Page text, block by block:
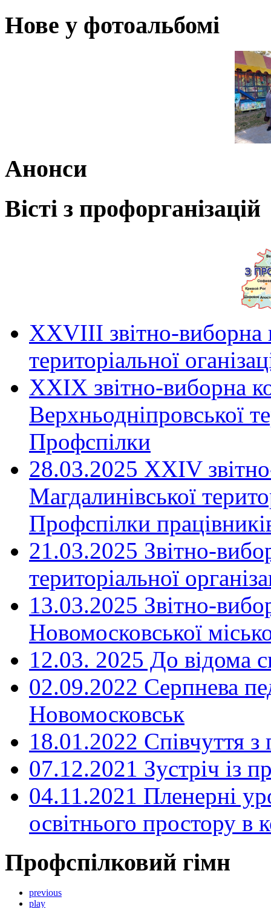
Нове у фотоальбомі
Анонси
Вісті з профорганізацій
ХХVIII звітно-виборна
територіальної
XXIX звітно-виборна
Верхньодніпровської
Профспілки
28.03.2025 ХХІV
Магдалинівської
Профспілки
21.03.2025 Звітно-
територіальної
13.03.2025 Звітно-
Новомосковської
12.03. 2025 До відома
02.09.2022 Серпнева
Новомосковськ
18.01.2022 Співчуття з
07.12.2021 Зустріч із
04.11.2021 Пленерні
освітнього простору
Профспілковий гімн
previous
play